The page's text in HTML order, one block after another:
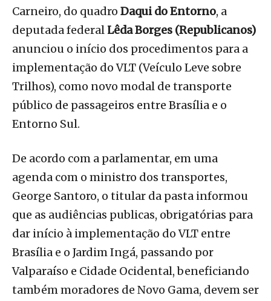
Carneiro, do quadro Daqui do Entorno, a
deputada federal Lêda Borges (Republicanos)
anunciou o início dos procedimentos para a
implementação do VLT (Veículo Leve sobre
Trilhos), como novo modal de transporte
público de passageiros entre Brasília e o
Entorno Sul.
De acordo com a parlamentar, em uma
agenda com o ministro dos transportes,
George Santoro, o titular da pasta informou
que as audiências publicas, obrigatórias para
dar início à implementação do VLT entre
Brasília e o Jardim Ingá, passando por
Valparaíso e Cidade Ocidental, beneficiando
também moradores de Novo Gama, devem ser